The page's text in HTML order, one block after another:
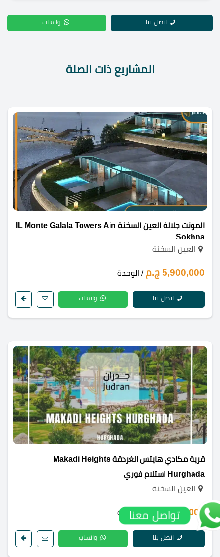
اتصل بنا واتساب
المشاريع ذات الصلة
المونت جلالة العين السخنة IL Monte Galala Towers Ain
Sokhna
العين السخنة
5,900,000 ج.م / الوحدة
اتصل بنا واتساب
قرية مكادي هايتس الغردقة Makadi Heights
Hurghada استلام فوري
العين السخنة
9,788,000 ج.م / الوحدة
اتصل بنا واتساب
تواصل معنا